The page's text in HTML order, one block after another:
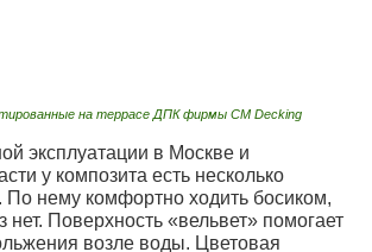
на террасе ДПК фирмы CM Decking
эксплуатации в Москве и
у композита есть несколько
По нему комфортно ходить босиком,
нет. Поверхность «вельвет» помогает
возле воды. Цветовая